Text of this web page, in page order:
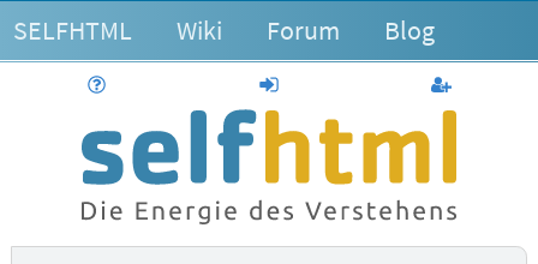
SELFHTML Wiki Forum Blog
anmelden